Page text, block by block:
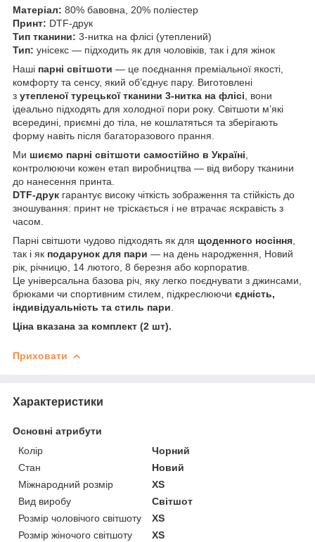
Матеріал: 80% бавовна, 20% поліестер
Принт: DTF-друк
Тип тканини: 3-нитка на флісі (утеплений)
Тип: унісекс — підходить як для чоловіків, так і для жінок
Наші парні світшоти — це поєднання преміальної якості,
комфорту та сенсу, який об’єднує пару. Виготовлені
з утепленої турецької тканини 3-нитка на флісі , вони
ідеально підходять для холодної пори року. Світшоти м’які
всередині, приємні до тіла, не кошлатяться та зберігають
форму навіть після багаторазового прання.
Ми шиємо парні світшоти самостійно в Україні
контролюючи кожен етап виробництва — від вибору тканини
до нанесення принта.
DTF-друк гарантує високу чіткість зображення та стійкість до
зношування: принт не тріскається і не втрачає яскравість з
часом.
Парні світшоти чудово підходять як для щоденного носіння
так і як подарунок для пари — на день народження, Новий
рік, річницю, 14 лютого, 8 березня або корпоратив.
Це універсальна базова річ, яку легко поєднувати з джинсами,
брюками чи спортивним стилем, підкреслюючи єдність,
індивідуальність та стиль пари
Ціна вказана за комплект (2 шт).
Приховати
Характеристики
Основні атрибути
Колір
Чорний
Стан
Новий
Міжнародний розмір
XS
Вид виробу
Світшот
Розмір чоловічого світшоту
XS
Розмір жіночого світшоту
XS